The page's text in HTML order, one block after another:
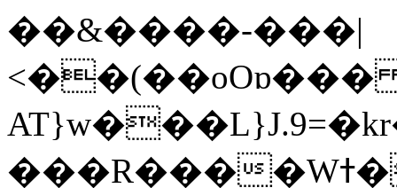
��&����-���|
���R����Wߙ���o�O���ӯ��������?